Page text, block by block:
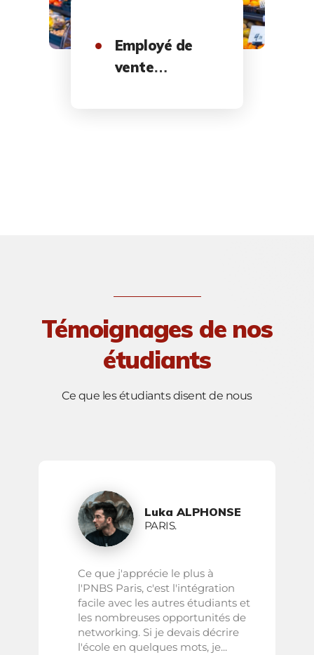
Employé de
vente
Témoignages de nos
étudiants
Ce que les étudiants disent de nous
Ce que j'apprécie le plus à
l'PNBS Paris, c'est l'intégration
facile avec les autres étudiants et
les nombreuses opportunités de
networking. Si je devais décrire
l'école en quelques mots, je...
Luka ALPHONSE
PARIS.